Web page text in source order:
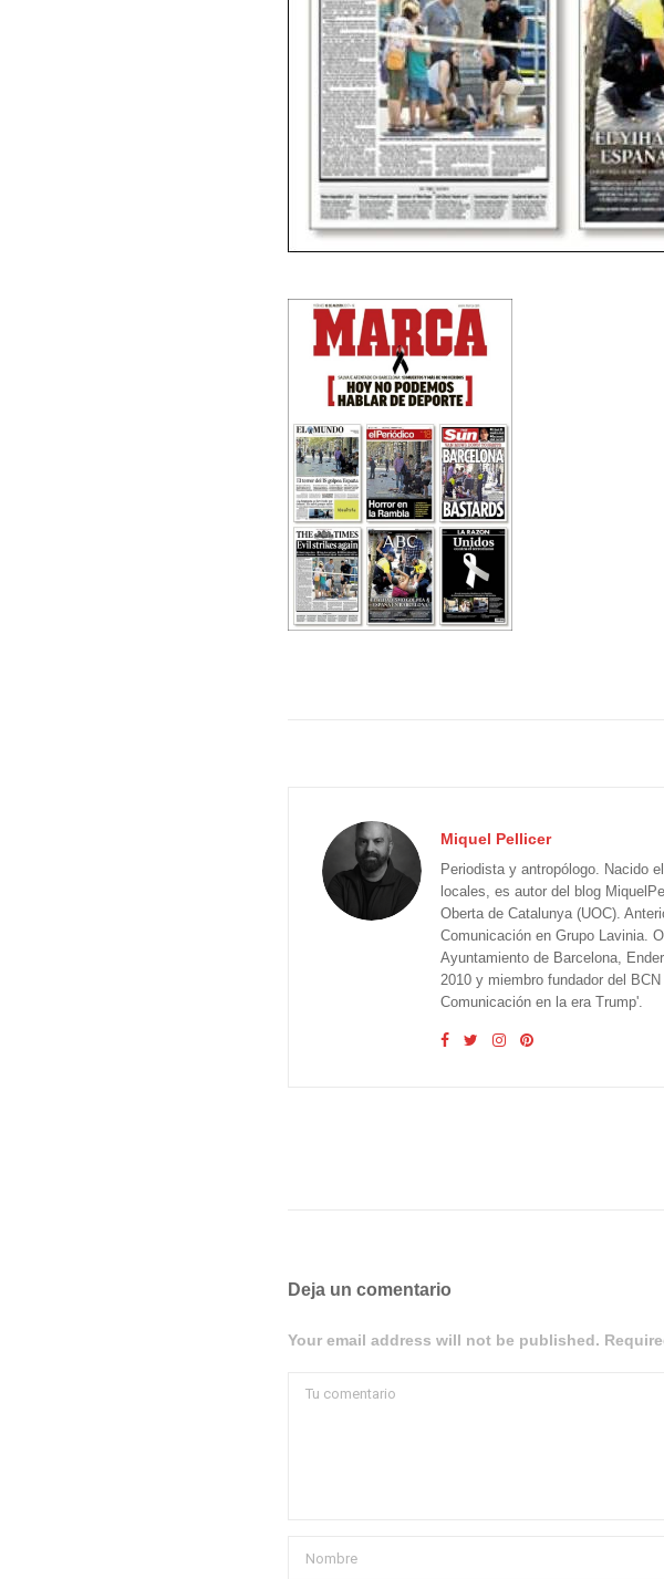
Miquel Pellicer
Periodista y antropólogo. Nacido
locales, es autor del blog
Oberta de Catalunya (UOC).
Comunicación en Grupo Lavinia.
Ayuntamiento de Barcelona,
2010 y miembro fundador del
Comunicación en la era Trump'.
Deja un comentario
Your email address will not be published.